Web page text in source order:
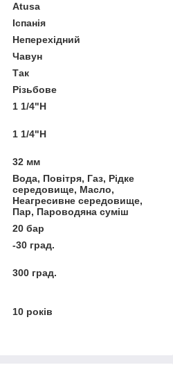
Atusa
Іспанія
Неперехідний
Чавун
Так
Різьбове
1 1/4"Н
1 1/4"Н
32 мм
Вода, Повітря, Газ, Рідке
середовище, Масло,
Неагресивне середовище,
Пар, Пароводяна суміш
20 бар
-30 град.
300 град.
10 років